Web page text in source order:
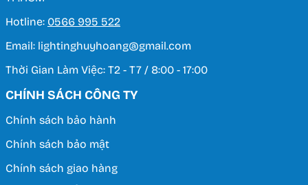
Hotline: 0566 995 522
Email: lightinghuyhoang@gmail.com
Thời Gian Làm Việc: T2 - T7 / 8:00 - 17:00
CHÍNH SÁCH CÔNG TY
Chính sách bảo hành
Chính sách bảo mật
Chính sách giao hàng